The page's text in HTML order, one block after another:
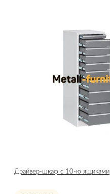
Драйвер-шкаф с 10-ю ящиками